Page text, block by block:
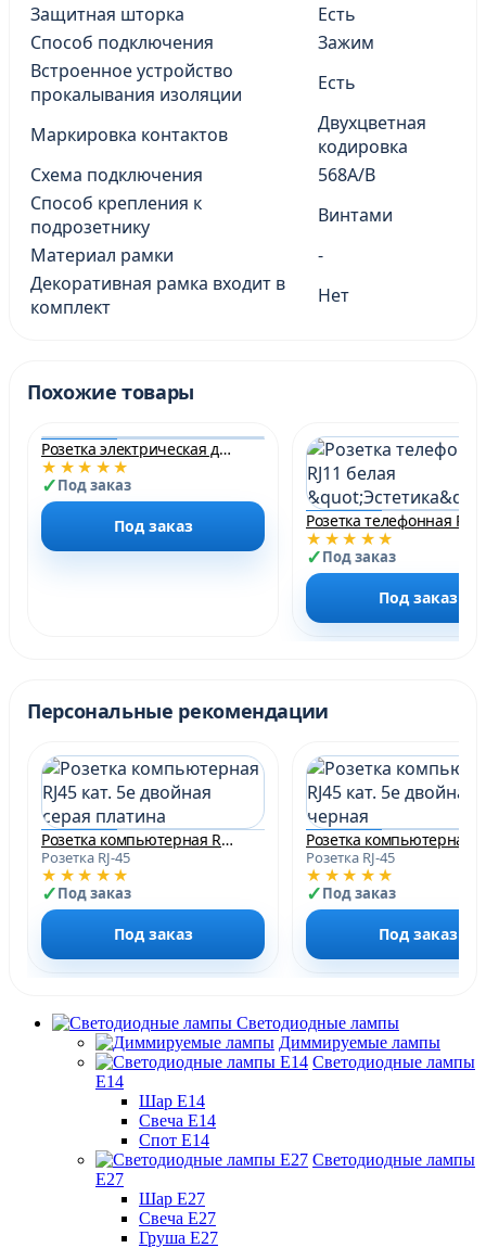
Защитная шторка
Есть
Способ подключения
Зажим
Встроенное устройство
прокалывания изоляции
Есть
Маркировка контактов
Двухцветная
кодировка
Схема подключения
568A/B
Способ крепления к
подрозетнику
Винтами
Материал рамки
-
Декоративная рамка входит в
комплект
Нет
Похожие товары
Розетка электрическая двойная с заземлением 16А белая
★★★★★
Под заказ
Под заказ ★★★★★
Под заказ
Под заказ
Персональные рекомендации
Розетка компьютерная RJ45 кат. 5e двойная серая платина
Розетка RJ-45
★★★★★
Под заказ
Под заказ
Розетка RJ-45
★★★★★
Под заказ
Под заказ
Светодиодные лампы
Диммируемые лампы
Светодиодные лампы
Е14
Шар Е14
Свеча Е14
Спот Е14
Светодиодные лампы
Е27
Шар Е27
Свеча Е27
Груша Е27